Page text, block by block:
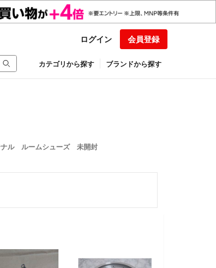
ログイン 会員登録
カテゴリから探す ブランドから探す
ル ルームシューズ 未開封